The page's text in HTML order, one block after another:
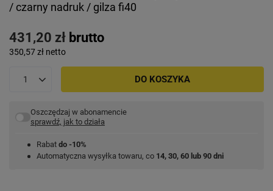
/ czarny nadruk / gilza fi40
431,20 zł brutto
350,57 zł netto
DO KOSZYKA
Oszczędzaj w abonamencie
sprawdź, jak to działa
Rabat do -10%
Automatyczna wysyłka towaru, co 14, 30, 60 lub 90 dni